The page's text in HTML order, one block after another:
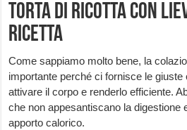
Torta di ricotta con
ricetta
Come sappiamo molto bene, la
importante perché ci fornisce le
attivare il corpo e renderlo efficiente.
che non appesantiscano la digestione
apporto calorico.